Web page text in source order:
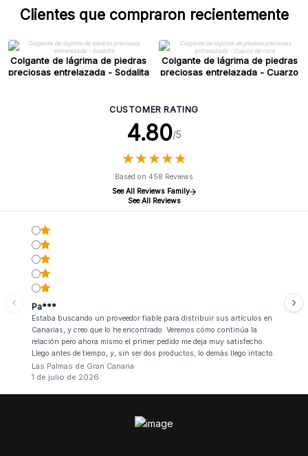
Clientes que compraron recientemente
Colgante de lágrima de piedras
preciosas entrelazada - Sodalita
Colgante de lágrima de piedras
preciosas entrelazada - Cuarzo
CUSTOMER RATING
4.80/5
★★★★★
★★★★★
Based on 458 Reviews
See All Reviews Family
See All Reviews
Pa***
Estaba buscando un proveedor fiable para distribuir sus artículos en
Canarias, y creo que lo he encontrado. Veremos cómo continúa la
relación pero ahora mismo el primer pedido me deja muy satisfecho.
Llego antes de tiempo, y, sin ser dos productos, lo demás llego intacto.
Las Palmas de Gran Canaria
1 de julio de 2026